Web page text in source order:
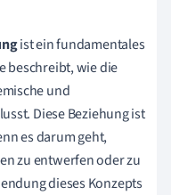
ist ein fundamentales
beschreibt, wie die
und
Diese Beziehung ist
es darum geht,
zu entwerfen oder zu
dieses Konzepts